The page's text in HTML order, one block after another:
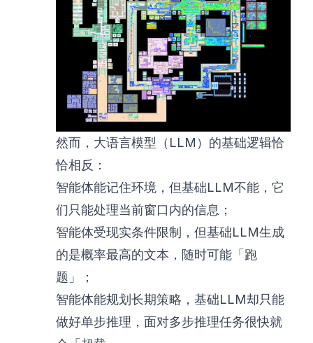
然而，大语言模型（LLM）的基础逻辑恰
恰相反：
智能体能记住环境，但基础LLM不能，它
们只能处理当前窗口内的信息；
智能体受现实条件限制，但基础LLM生成
的是概率最高的文本，随时可能「跑
题」；
智能体能规划长期策略，基础LLM却只能
做好单步推理，面对多步推理任务很快就